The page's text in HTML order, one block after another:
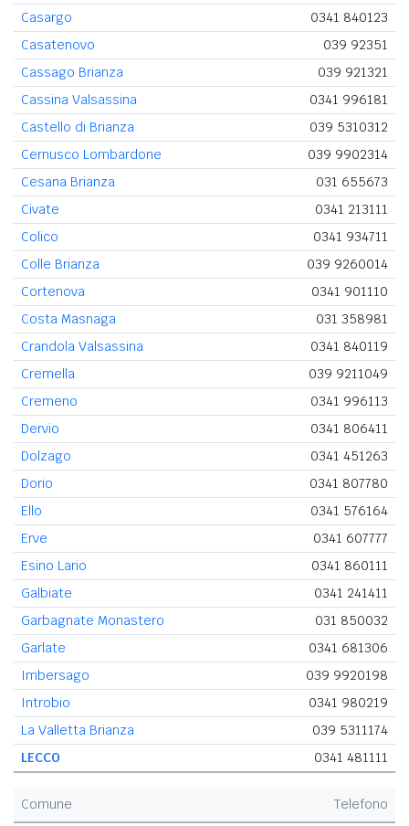
Casargo
0341 840123
Casatenovo
039 92351
Cassago Brianza
039 921321
Cassina Valsassina
0341 996181
Castello di Brianza
039 5310312
Cernusco Lombardone
039 9902314
Cesana Brianza
031 655673
Civate
0341 213111
Colico
0341 934711
Colle Brianza
039 9260014
Cortenova
0341 901110
Costa Masnaga
031 358981
Crandola Valsassina
0341 840119
Cremella
039 9211049
Cremeno
0341 996113
Dervio
0341 806411
Dolzago
0341 451263
Dorio
0341 807780
Ello
0341 576164
Erve
0341 607777
Esino Lario
0341 860111
Galbiate
0341 241411
Garbagnate Monastero
031 850032
Garlate
0341 681306
Imbersago
039 9920198
Introbio
0341 980219
La Valletta Brianza
039 5311174
LECCO
0341 481111
Comune
Telefono